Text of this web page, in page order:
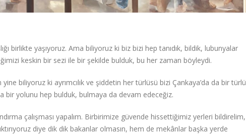
birlikte yaşıyoruz. Ama biliyoruz ki biz bizi hep tanıdık, bildik, lubunyalar
keskin bir sezi ile bir şekilde bulduk, bu her zaman böyleydi.
yine biliyoruz ki ayrımcılık ve şiddetin her türlüsü bizi Çankaya’da da bir türlü
bir yolunu hep bulduk, bulmaya da devam edeceğiz.
çalışması yapalım. Birbirimize güvende hissettiğimiz yerleri bildirelim,
diye dik dik bakanlar olmasın, hem de mekânlar başka yerde